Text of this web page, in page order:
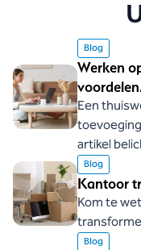
Blog
Werken
Een
artikel
Blog
Kantoor
Kom te
Blog